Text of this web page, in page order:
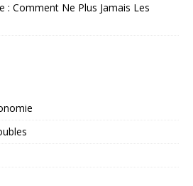
: Comment Ne Plus Jamais Les